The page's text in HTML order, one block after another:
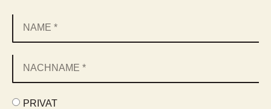
PRIVAT